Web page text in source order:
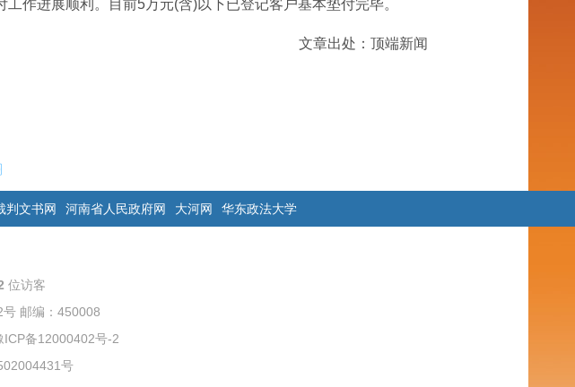
作进展顺利。目前5万元(含)以下已登记客户基本垫付完毕。
文章出处：顶端新闻
判文书网 河南省人民政府网 大河网 华东政法大学
位访客
邮编：450008
ICP备12000402号-2
号